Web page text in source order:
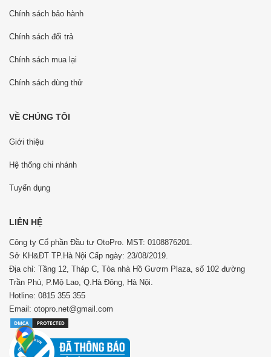
Chính sách bảo hành
Chính sách đổi trả
Chính sách mua lại
Chính sách dùng thử
VỀ CHÚNG TÔI
Giới thiệu
Hệ thống chi nhánh
Tuyển dụng
LIÊN HỆ
Công ty Cổ phần Đầu tư OtoPro. MST: 0108876201.
Sở KH&ĐT TP.Hà Nội Cấp ngày: 23/08/2019.
Địa chỉ: Tầng 12, Tháp C, Tòa nhà Hồ Gươm Plaza, số 102 đường
Trần Phú, P.Mộ Lao, Q.Hà Đông, Hà Nội.
Hotline: 0815 355 355
Email: otopro.net@gmail.com